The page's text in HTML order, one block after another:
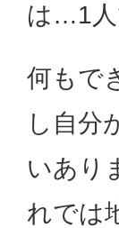
は…1人
何もで
し自分
いあり
れでは